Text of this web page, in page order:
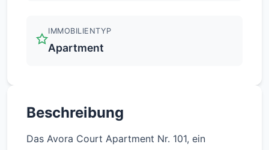
IMMOBILIENTYP
Apartment
Beschreibung
Das Avora Court Apartment Nr. 101, ein